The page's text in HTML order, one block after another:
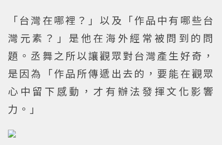
「台灣在哪裡？」以及「作品中有哪些台
灣元素？」是他在海外經常被問到的問
題。丞舞之所以讓觀眾對台灣產生好奇，
是因為「作品所傳遞出去的，要能在觀眾
心中留下感動，才有辦法發揮文化影響
力。」